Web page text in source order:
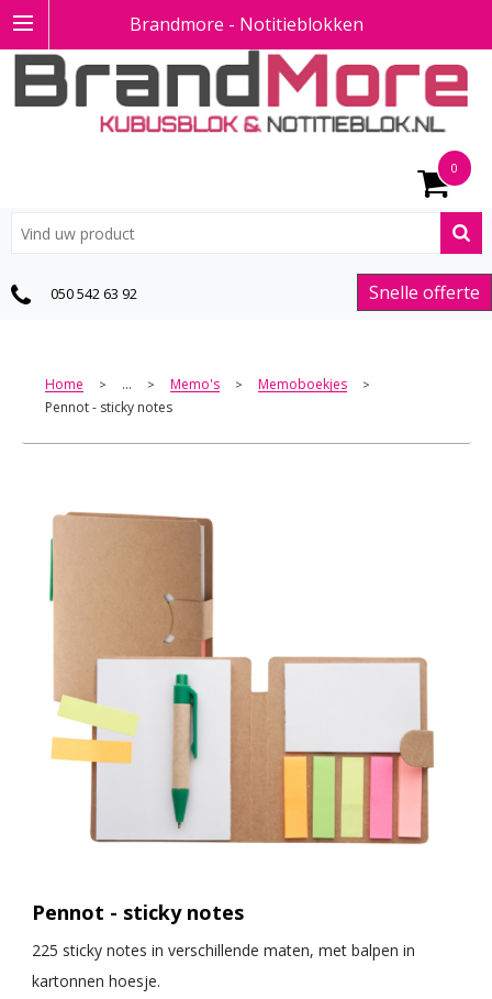
Brandmore - Notitieblokken
0
Snelle offerte
050 542 63 92
Home > ... > Memo's > Memoboekjes >
Pennot - sticky notes
Pennot - sticky notes
225 sticky notes in verschillende maten, met balpen in
kartonnen hoesje.